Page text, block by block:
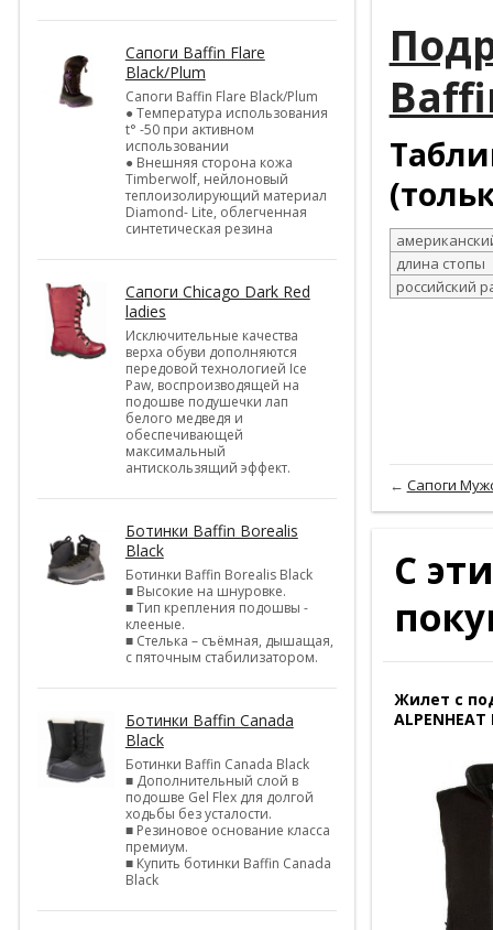
Cапоги Baffin Flare
Black/Plum
Cапоги Baffin Flare Black/Plum
● Температура использования
t° -50 при активном
использовании
● Внешняя сторона кожа
Timberwolf, нейлоновый
теплоизолирующий материал
Diamond- Lite, облегченная
синтетическая резина
Cапоги Chicago Dark Red
ladies
Исключительные качества
верха обуви дополняются
передовой технологией Ice
Paw, воспроизводящей на
подошве подушечки лап
белого медведя и
обеспечивающей
максимальный
антискользящий эффект.
Ботинки Baffin Borealis
Black
Ботинки Baffin Borealis Black
■ Высокие на шнуровке.
■ Тип крепления подошвы -
клееные.
■ Стелька – съёмная, дышащая,
с пяточным стабилизатором.
Ботинки Baffin Canada
Black
Ботинки Baffin Canada Black
■ Дополнительный слой в
подошве Gel Flex для долгой
ходьбы без усталости.
■ Резиновое основание класса
премиум.
■ Купить ботинки Baffin Canada
Black
длина стопы
российский
← Сапоги
С
Жилет с